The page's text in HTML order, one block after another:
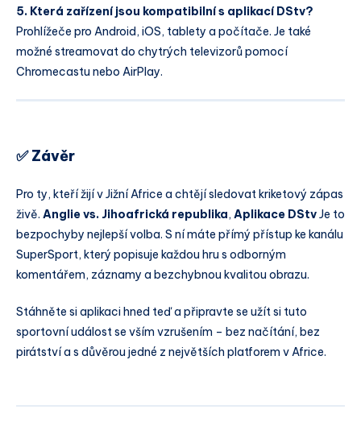
5. Která zařízení jsou kompatibilní s aplikací DStv?
Prohlížeče pro Android, iOS, tablety a počítače. Je také
možné streamovat do chytrých televizorů pomocí
Chromecastu nebo AirPlay.
✅ Závěr
Pro ty, kteří žijí v Jižní Africe a chtějí sledovat kriketový zápas
živě. Anglie vs. Jihoafrická republika, Aplikace DStvJe to
bezpochyby nejlepší volba. S ní máte přímý přístup ke kanálu
SuperSport, který popisuje každou hru s odborným
komentářem, záznamy a bezchybnou kvalitou obrazu.
Stáhněte si aplikaci hned teď a připravte se užít si tuto
sportovní událost se vším vzrušením – bez načítání, bez
pirátství a s důvěrou jedné z největších platforem v Africe.